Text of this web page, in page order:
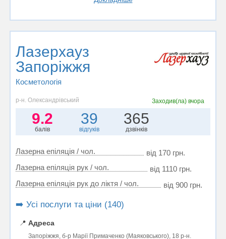
Лазерхауз
Запоріжжя
Косметологія
р-н. Олександрівський Заходив(ла) вчора
9.2
балів
39
відгуків
365
дзвінків
Лазерна епіляція / чол.
від 170 грн.
Лазерна епіляція рук / чол.
від 1110 грн.
Лазерна епіляція рук до ліктя / чол.
від 900 грн.
➡️ Усі послуги та ціни (140)
📍 Адреса
Запоріжжя, б-р Марії Примаченко (Маяковського), 18 р-н.